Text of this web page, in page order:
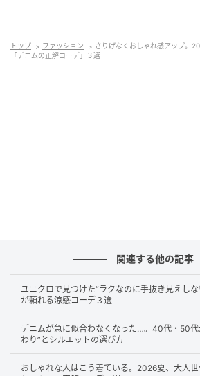
お出かけは「白シャツ×デニ
きれいめカジュアルを楽しみたい
ニムスカートの組み合わせがおす
ラインやセミフレアシルエットの
トップ ファッション
さりげなくおしゃれ感アップ。
「デニムの正解コーデ」３選
関連する他の記事
ユニクロで見つけた“ラクなのに手抜き見えし
が頼れる涼感コーデ３選
デニムが急に似合わなくなった…。40代・50代
わり”とシルエットの選び方
おしゃれな人はこう着ている。2026夏、大人